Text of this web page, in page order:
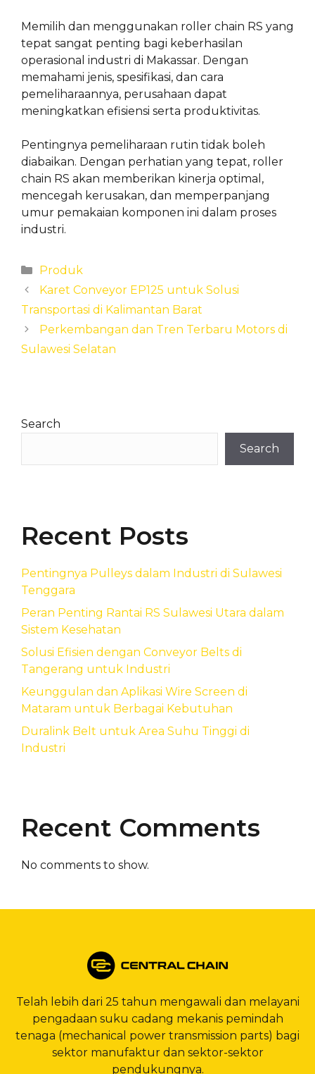
Memilih dan menggunakan roller chain RS yang
tepat sangat penting bagi keberhasilan
operasional industri di Makassar. Dengan
memahami jenis, spesifikasi, dan cara
pemeliharaannya, perusahaan dapat
meningkatkan efisiensi serta produktivitas.
Pentingnya pemeliharaan rutin tidak boleh
diabaikan. Dengan perhatian yang tepat, roller
chain RS akan memberikan kinerja optimal,
mencegah kerusakan, dan memperpanjang
umur pemakaian komponen ini dalam proses
industri.
Categories
Produk
Karet Conveyor EP125 untuk Solusi
Transportasi di Kalimantan Barat
Perkembangan dan Tren Terbaru Motors di
Sulawesi Selatan
Search
Search
Recent Posts
Pentingnya Pulleys dalam Industri di Sulawesi
Tenggara
Peran Penting Rantai RS Sulawesi Utara dalam
Sistem Kesehatan
Solusi Efisien dengan Conveyor Belts di
Tangerang untuk Industri
Keunggulan dan Aplikasi Wire Screen di
Mataram untuk Berbagai Kebutuhan
Duralink Belt untuk Area Suhu Tinggi di
Industri
Recent Comments
No comments to show.
Telah lebih dari 25 tahun mengawali dan melayani
pengadaan suku cadang mekanis pemindah
tenaga (mechanical power transmission parts) bagi
sektor manufaktur dan sektor-sektor
pendukungnya.